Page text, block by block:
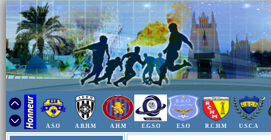
A.S.O A.B.H.M A.H.M E.G.S.O E.S.O R.C.H.M U.S.C.A